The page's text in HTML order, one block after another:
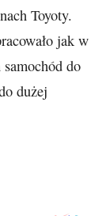
Toyoty.
jak w
do
dużej